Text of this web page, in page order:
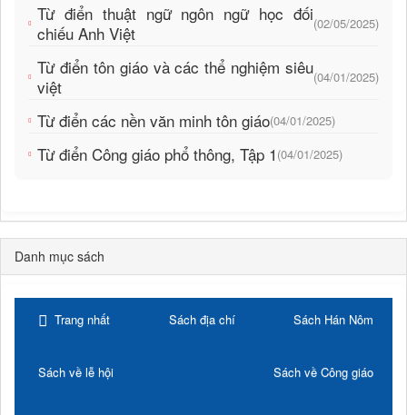
Từ điển thuật ngữ ngôn ngữ học đối
chiếu Anh Việt
(02/05/2025)
Từ điển tôn giáo và các thể nghiệm siêu
việt
(04/01/2025)
Từ điển các nền văn minh tôn giáo(04/01/2025)
Từ điển Công giáo phổ thông, Tập 1 (04/01/2025)
Danh mục sách
Trang nhất Sách địa chí Sách Hán Nôm
Sách về lễ hội Sách về Công giáo